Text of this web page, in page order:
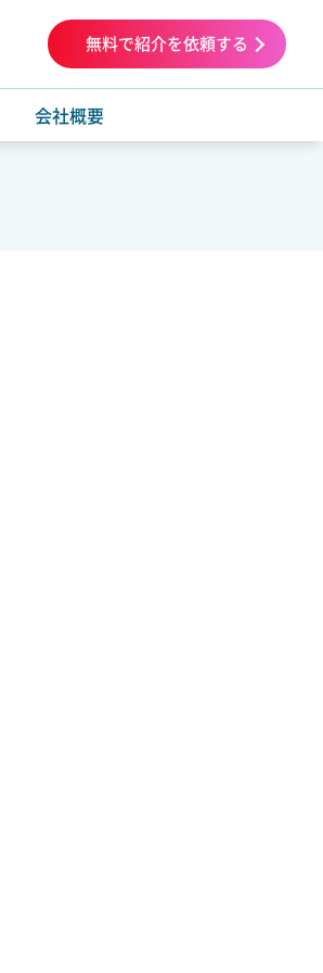
無料で紹介を依頼する
会社概要